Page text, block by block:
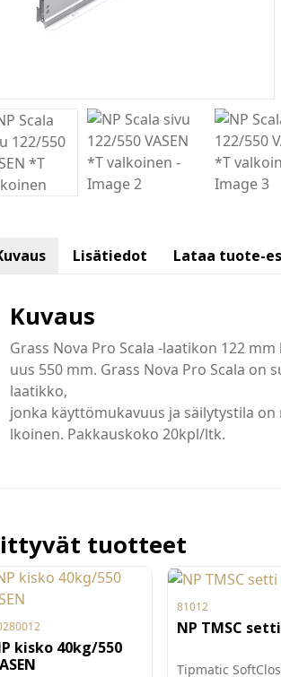
Lisätiedot Lataa tuote-
Kuvaus
Grass Nova Pro Scala -laatikon 122
uus 550 mm. Grass Nova Pro Scala on
laatikko,
jonka käyttömukavuus ja säilytystila on
lkoinen. Pakkauskoko 20kpl/ltk.
tuotteet
kisko 40kg/550
81012
NP TMSC setti
Tipmatic